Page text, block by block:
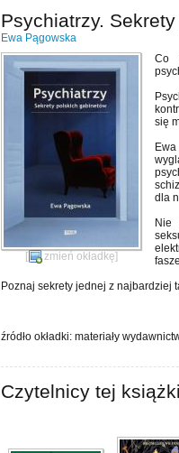
Psychiatrzy.
Ewa Pągowska
[ zmień okładkę]
Co
się
dla
Nie
Poznaj sekrety jednej z najbardziej
źródło okładki: materiały
Czytelnicy tej